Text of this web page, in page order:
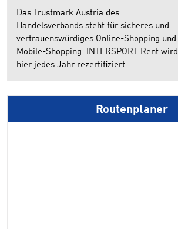
Das Trustmark Austria des
Handelsverbands steht für sicheres und
vertrauenswürdiges Online-Shopping und
Mobile-Shopping. INTERSPORT Rent wird
hier jedes Jahr rezertifiziert.
Routenplaner